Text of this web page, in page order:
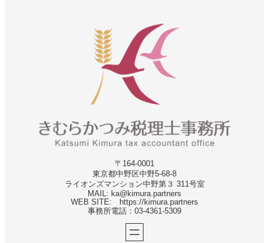
〒164-0001
東京都中野区中野5-68‐8
ライオンズマンション中野第３ 311号室
MAIL: ka@kimura.partners
WEB SITE: https://kimura.partners
事務所電話：03-4361-5309